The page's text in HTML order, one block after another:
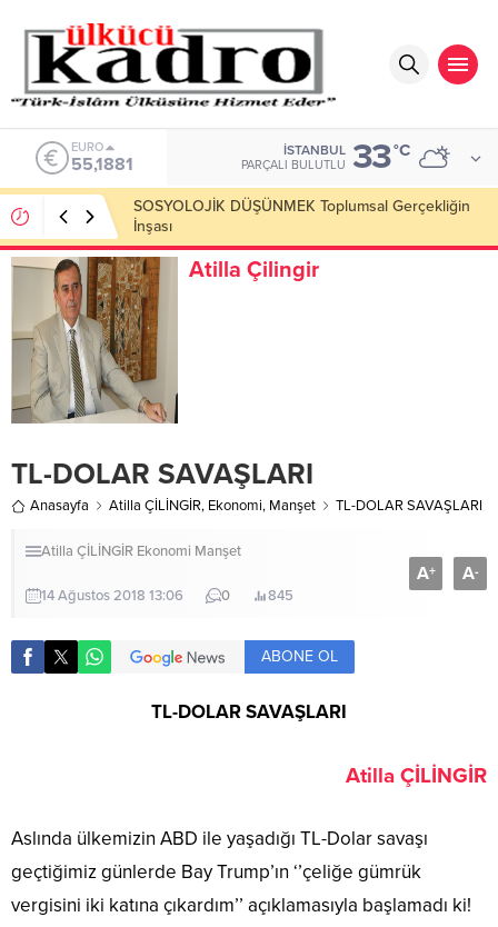
ALTIN
6.660,55
İSTANBUL
PARÇALI BULUTLU 33°C
Okumayı Pek de Sevmiyoruz Herhalde
Atilla Çilingir
TL-DOLAR SAVAŞLARI
Anasayfa Atilla ÇİLİNGİR, Ekonomi, Manşet TL-DOLAR SAVAŞLARI
Atilla ÇİLİNGİR Ekonomi Manşet
14 Ağustos 2018 13:06 0 845
A+ A-
ABONE OL
TL-DOLAR SAVAŞLARI
Atilla ÇİLİNGİR
Aslında ülkemizin ABD ile yaşadığı TL-Dolar savaşı
geçtiğimiz günlerde Bay Trump’ın ‘’çeliğe gümrük
vergisini iki katına çıkardım’’ açıklamasıyla başlamadı ki!